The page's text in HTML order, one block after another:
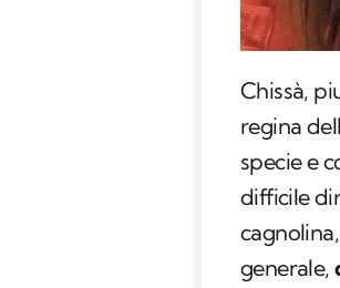
Chissà,
regina
specie e
difficile
generale,